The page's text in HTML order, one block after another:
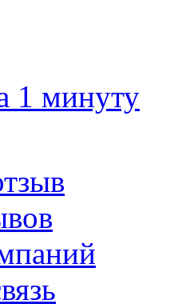
1 минуту